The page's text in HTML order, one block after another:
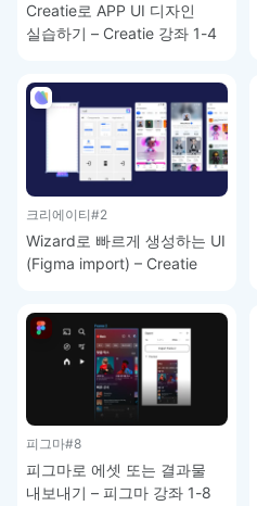
Creatie로 APP UI 디자인
실습하기 – Creatie 강좌 1-4
크리에이티#2
Wizard로 빠르게 생성하는 UI
(Figma import) – Creatie
피그마#8
피그마로 에셋 또는 결과물
내보내기 – 피그마 강좌 1-8